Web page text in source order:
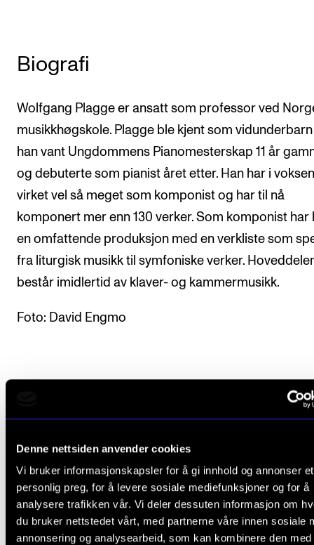
Denne nettsiden anvender cookies
Vi bruker informasjonskapsler for å gi innhold og annonser et
personlig preg, for å levere sosiale mediefunksjoner og for å
analysere trafikken vår. Vi deler dessuten informasjon om
du bruker nettstedet vårt, med partnerne våre innen sosiale
annonsering og analysearbeid, som kan kombinere den med
Nyheter og historier
INFO
Om Norges musikkhøgskole
Kontakt oss
Finn ansatte
For ansatte og studenter
Biografi
Wolfgang Plagge er ansatt som professor ved
musikkhøgskole. Plagge ble kjent som
han vant Ungdommens Pianomesterskap 11 år
og debuterte som pianist året etter. Han har i
virket vel så meget som komponist og har til nå
komponert mer enn 130 verker. Som komponist har
en omfattende produksjon med en verkliste som
fra liturgisk musikk til symfoniske verker.
består imidlertid av klaver- og kammermusikk.
Foto: David Engmo
performing arts. A presentation of "Pasjon 2019- en
pasjon, et mysteriespill og et rekviem"
Berit Aarrestad, Wolfgang Plagge
2021